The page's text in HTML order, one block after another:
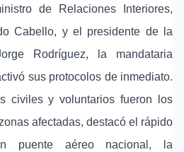
de Relaciones Interiores,
Cabello, y el presidente de la
Rodríguez, la mandataria
sus protocolos de inmediato.
civiles y voluntarios fueron los
afectadas, destacó el rápido
puente aéreo nacional, la